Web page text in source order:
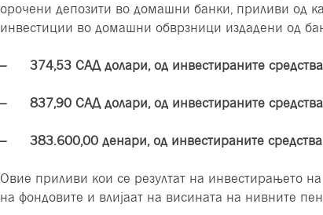
орочени депозити во домашни банки, приливи од
инвестиции во домашни обврзници издадени од
– 374,53 САД долари, од инвестираните
– 837,90 САД долари, од инвестираните
– 383.600,00 денари, од инвестираните
Овие приливи кои се резултат на инвестирањето
на фондовите и влијаат на висината на нивните